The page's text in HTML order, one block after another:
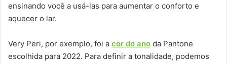
ensinando você a usá-las para aumentar o conforto e
aquecer o lar.
Very Peri, por exemplo, foi a cor do ano da Pantone
escolhida para 2022. Para definir a tonalidade, podemos